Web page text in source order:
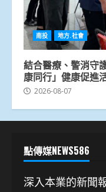
南投 地方.社會
結合醫療、警消守
康同行」健康促進
2026-08-07
點傳媒NEWS586
深入本業的新聞